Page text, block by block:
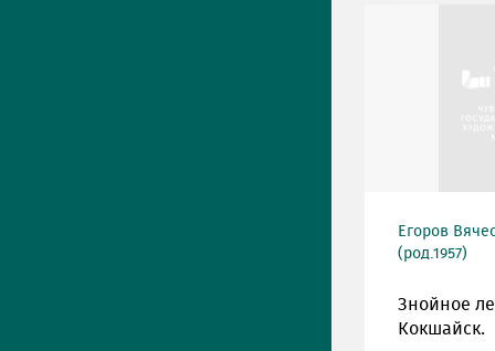
Егоров
(род.1957)
Знойное
Кокшайск.